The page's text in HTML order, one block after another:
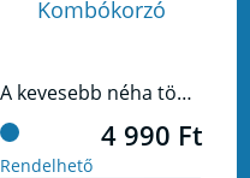
Kombókorzó
A kevesebb néha több, a Kombókorzóban pedig ez hatványozottan igaz!
4 990 Ft
Rendelhető